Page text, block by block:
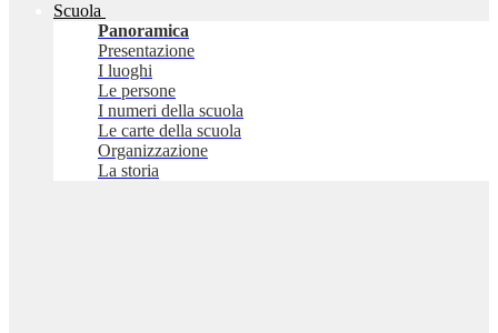
Scuola
Panoramica
Presentazione
I luoghi
Le persone
I numeri della scuola
Le carte della scuola
Organizzazione
La storia